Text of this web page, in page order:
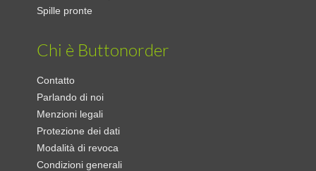
Spille pronte
Chi è Buttonorder
Contatto
Parlando di noi
Menzioni legali
Protezione dei dati
Modalità di revoca
Condizioni generali